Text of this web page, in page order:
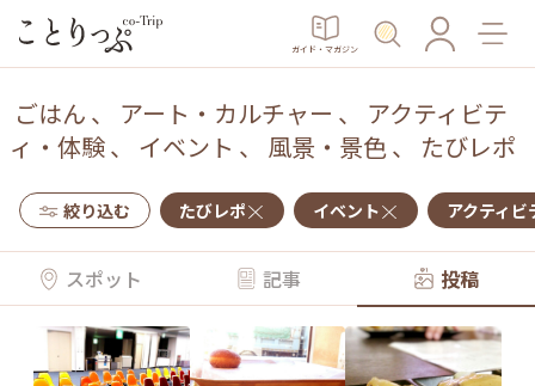
ガイド・マガジン
ごはん 、 アート・カルチャー 、 アクティビテ
ィ・体験、 イベント 、 風景・景色、 たびレポ
絞り込む たびレポ イベント アクティビ
スポット 記事 投稿